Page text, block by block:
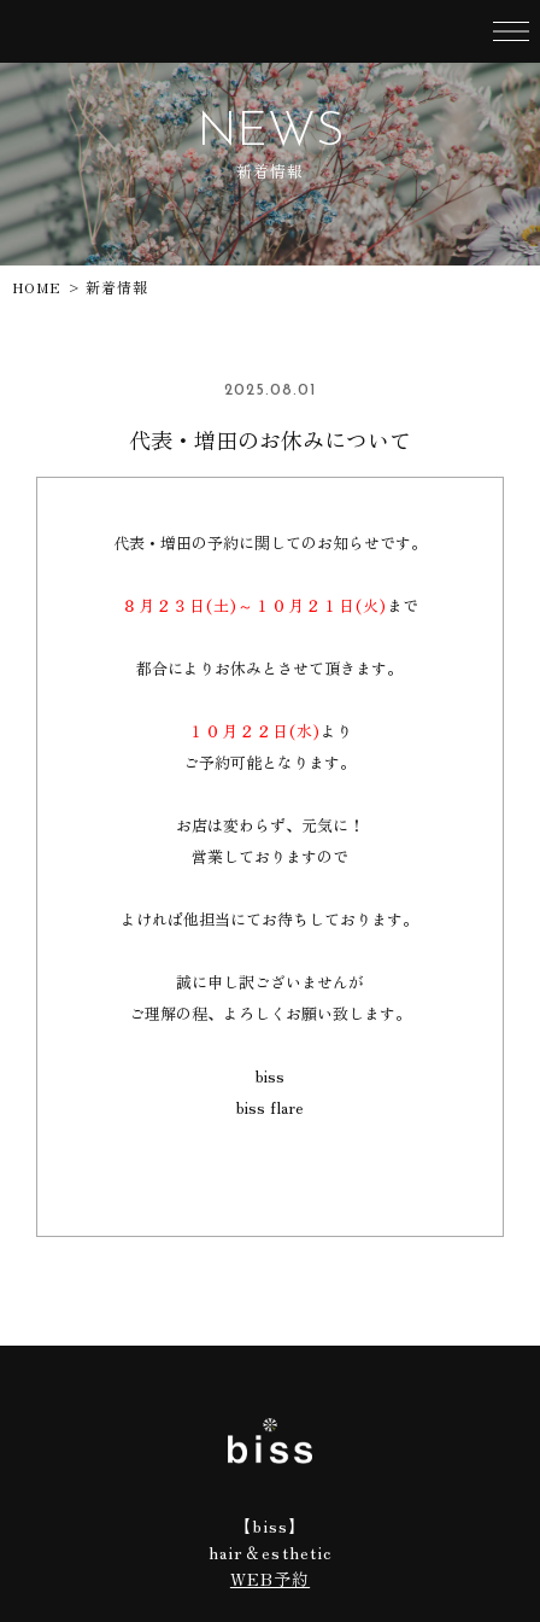
NEWS
新着情報
HOME > 新着情報
2025.08.01
代表・増田のお休みについて
代表・増田の予約に関してのお知らせです。
８月２３日(土)～１０月２１日(火) まで
都合によりお休みとさせて頂きます。
１０月２２日(水) より
ご予約可能となります。
お店は変わらず、元気に！
営業しておりますので
よければ他担当にてお待ちしております。
誠に申し訳ございませんが
ご理解の程、よろしくお願い致します。
biss
biss flare
【biss】
hair＆esthetic
WEB予約